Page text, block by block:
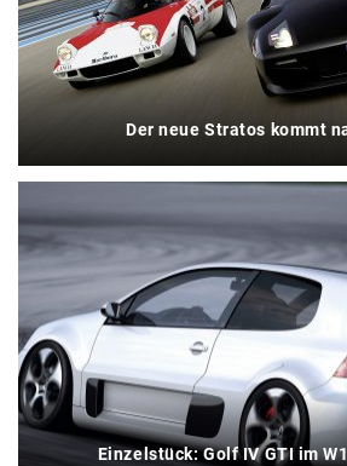
Der neue Stratos kommt
Einzelstück: Golf IV GTI im